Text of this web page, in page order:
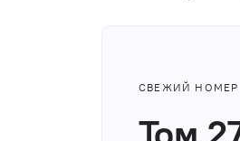
СВЕЖИЙ НОМЕР